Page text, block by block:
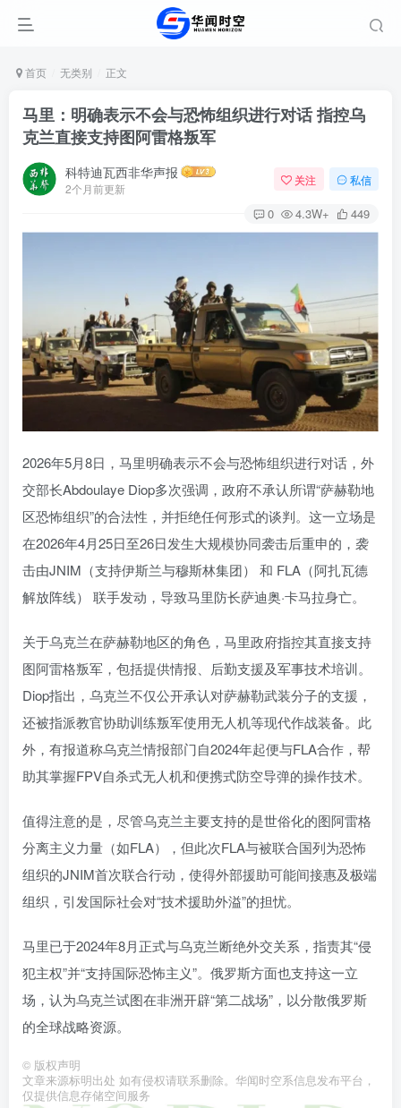
首页 无类别 正文
马里：明确表示不会与恐怖组织进行对话‌ 指控乌
克兰直接支持图阿雷格叛军‌
科特迪瓦西非华声报
2个月前更新
关注 私信
0 4.3W+ 449
2026年5月8日，马里明确表示不会与恐怖组织进行对话‌，外
交部长Abdoulaye Diop多次强调，政府不承认所谓“萨赫勒地
区恐怖组织”的合法性，并拒绝任何形式的谈判。这一立场是
在2026年4月25日至26日发生大规模协同袭击后重申的，袭
击由‌JNIM（支持伊斯兰与穆斯林集团）‌ 和 ‌FLA（阿扎瓦德
解放阵线）‌ 联手发动，导致马里防长萨迪奥·卡马拉身亡。
关于乌克兰在萨赫勒地区的角色，马里政府指控其‌直接支持
图阿雷格叛军‌，包括提供情报、后勤支援及军事技术培训。
Diop指出，乌克兰不仅公开承认对萨赫勒武装分子的支援，
还被指派教官协助训练叛军使用无人机等现代作战装备。此
外，有报道称乌克兰情报部门自2024年起便与FLA合作，帮
助其掌握FPV自杀式无人机和便携式防空导弹的操作技术。
值得注意的是，尽管乌克兰主要支持的是世俗化的图阿雷格
分离主义力量（如FLA），但此次FLA与被联合国列为恐怖
组织的JNIM首次联合行动，使得外部援助可能间接惠及极端
组织，引发国际社会对“技术援助外溢”的担忧。
马里已于2024年8月正式与乌克兰断绝外交关系，指责其“侵
犯主权”并“支持国际恐怖主义”。俄罗斯方面也支持这一立
场，认为乌克兰试图在非洲开辟“第二战场”，以分散俄罗斯
的全球战略资源。
© 版权声明
文章来源标明出处 如有侵权请联系删除。华闻时空系信息发布平台，
仅提供信息存储空间服务